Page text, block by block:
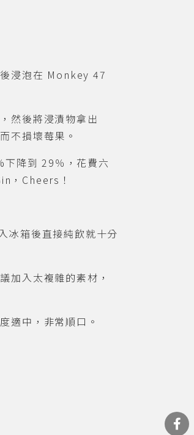
浸泡在 Monkey 47
然後將浸漬物拿出
不損壞莓果。
下降到 29％，花費六
， Cheers ！
冰箱後直接純飲就十分
加入太複雜的素材，
適中，非常順口。